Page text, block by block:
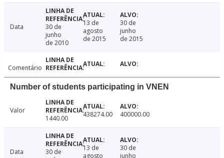
Data
30 de
junho
de 2010
13 de
agosto
de 2015
30 de
junho
de 2015
Comentário
Number of students participating in VNEN
Valor
1440.00
438274.00 400000.00
Data
30 de
13 de
agosto
30 de
junho